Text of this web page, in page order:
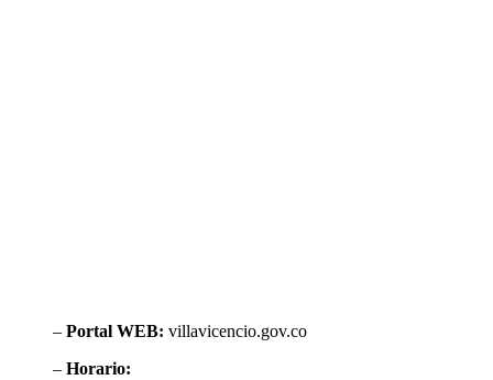
– Portal WEB: villavicencio.gov.co
– Horario: